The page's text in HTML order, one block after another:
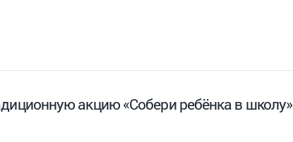
акцию «Собери ребёнка в школу»